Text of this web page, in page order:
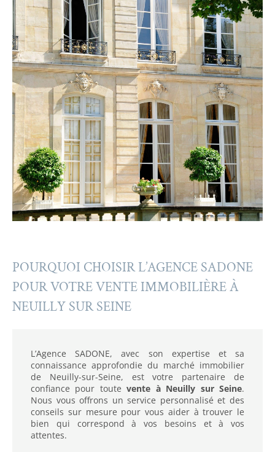
POURQUOI CHOISIR L’AGENCE SADONE
POUR VOTRE VENTE IMMOBILIÈRE À
NEUILLY SUR SEINE
L’Agence SADONE, avec son expertise et sa
connaissance approfondie du marché immobilier
de Neuilly-sur-Seine, est votre partenaire de
confiance pour toutevente à Neuilly sur Seine.
Nous vous offrons un service personnalisé et des
conseils sur mesure pour vous aider à trouver le
bien qui correspond à vos besoins et à vos
attentes.